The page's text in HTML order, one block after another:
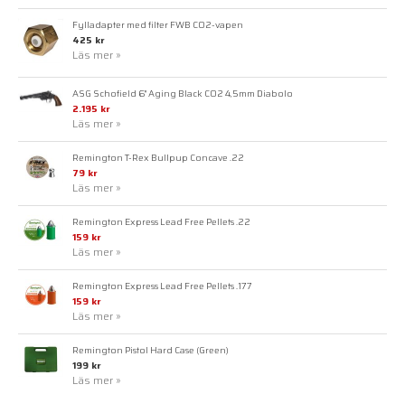
Fylladapter med filter FWB CO2-vapen
425 kr
Läs mer »
ASG Schofield 6" Aging Black CO2 4,5mm Diabolo
2.195 kr
Läs mer »
Remington T-Rex Bullpup Concave .22
79 kr
Läs mer »
Remington Express Lead Free Pellets .22
159 kr
Läs mer »
Remington Express Lead Free Pellets .177
159 kr
Läs mer »
Remington Pistol Hard Case (Green)
199 kr
Läs mer »